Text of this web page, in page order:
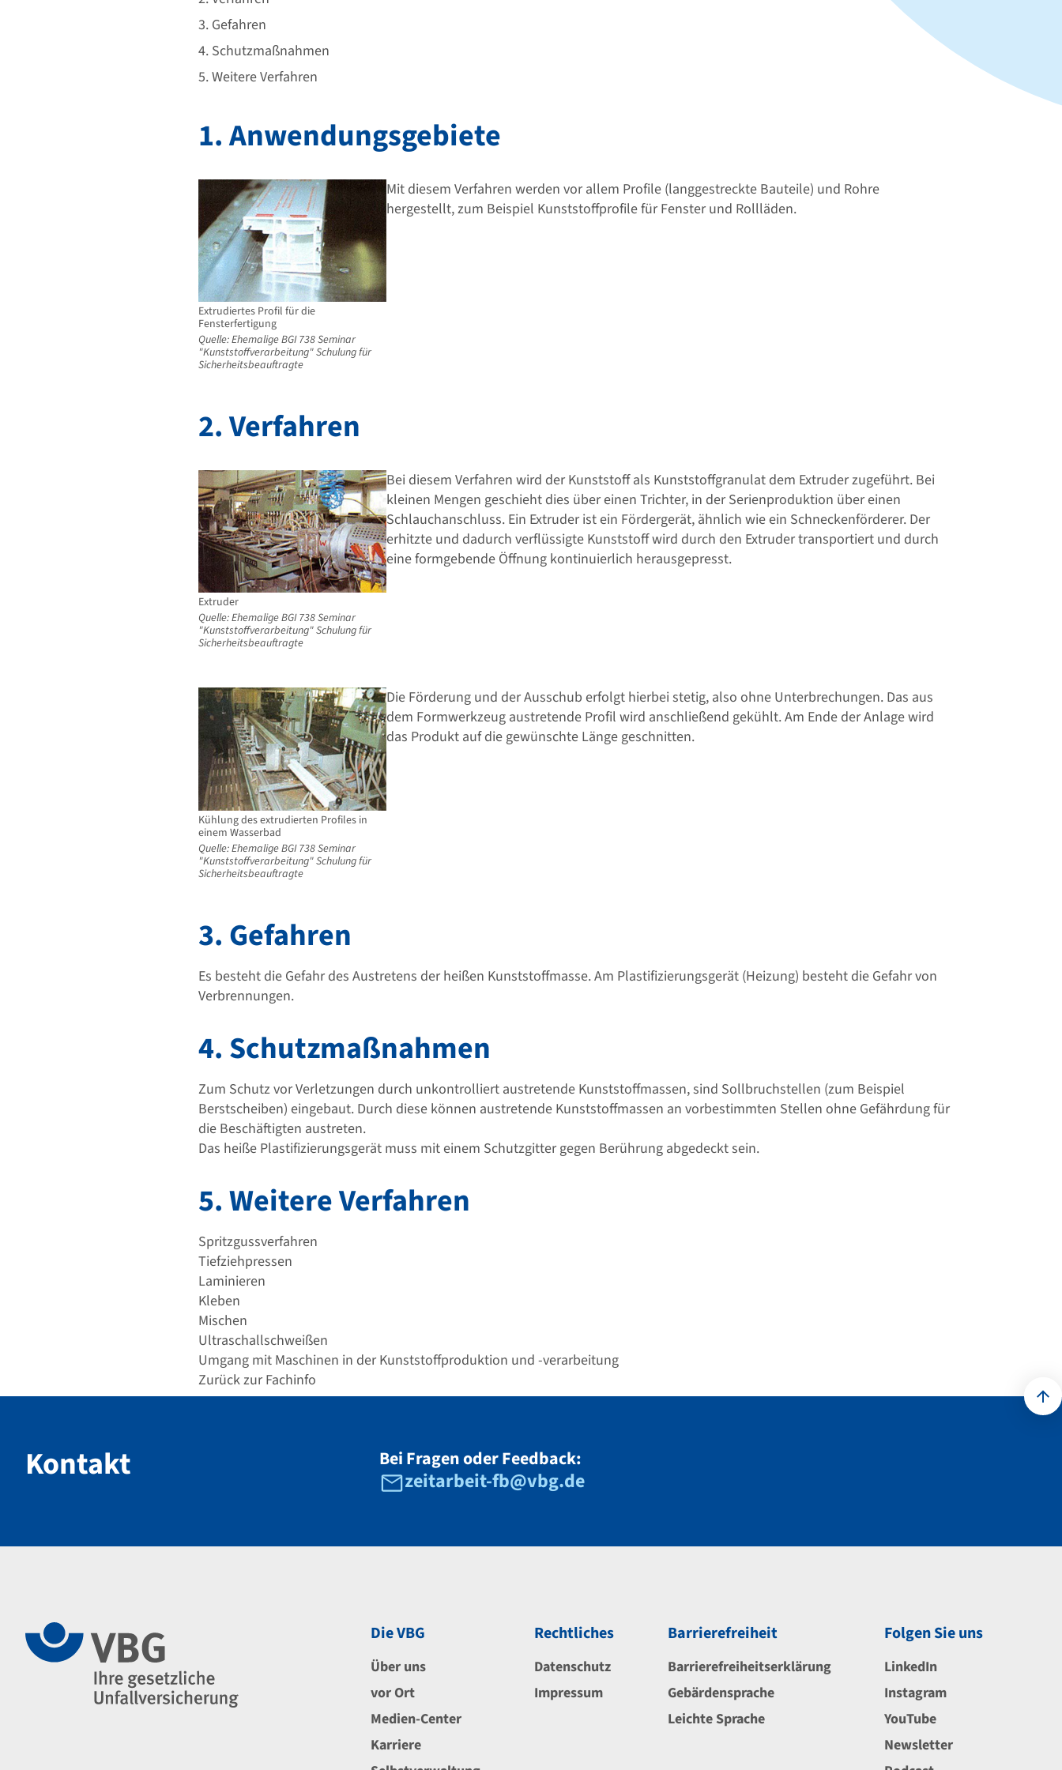
3. Gefahren
4. Schutzmaßnahmen
5. Weitere Verfahren
1. Anwendungsgebiete
Mit diesem Verfahren werden vor allem Profile (langgestreckte Bauteile) und Rohre
hergestellt, zum Beispiel Kunststoffprofile für Fenster und Rollläden.
Extrudiertes Profil für die
Fensterfertigung
Quelle: Ehemalige BGI 738 Seminar
"Kunststoffverarbeitung" Schulung für
Sicherheitsbeauftragte
2. Verfahren
Bei diesem Verfahren wird der Kunststoff als Kunststoffgranulat dem Extruder zugeführt. Bei
kleinen Mengen geschieht dies über einen Trichter, in der Serienproduktion über einen
Schlauchanschluss. Ein Extruder ist ein Fördergerät, ähnlich wie ein Schneckenförderer. Der
erhitzte und dadurch verflüssigte Kunststoff wird durch den Extruder transportiert und durch
eine formgebende Öffnung kontinuierlich herausgepresst.
Extruder
Quelle: Ehemalige BGI 738 Seminar
"Kunststoffverarbeitung" Schulung für
Sicherheitsbeauftragte
Die Förderung und der Ausschub erfolgt hierbei stetig, also ohne Unterbrechungen. Das aus
dem Formwerkzeug austretende Profil wird anschließend gekühlt. Am Ende der Anlage wird
das Produkt auf die gewünschte Länge geschnitten.
Kühlung des extrudierten Profiles in
einem Wasserbad
Quelle: Ehemalige BGI 738 Seminar
"Kunststoffverarbeitung" Schulung für
Sicherheitsbeauftragte
3. Gefahren
Es besteht die Gefahr des Austretens der heißen Kunststoffmasse. Am Plastifizierungsgerät (Heizung) besteht die Gefahr von
Verbrennungen.
4. Schutzmaßnahmen
Zum Schutz vor Verletzungen durch unkontrolliert austretende Kunststoffmassen, sind Sollbruchstellen (zum Beispiel
Berstscheiben) eingebaut. Durch diese können austretende Kunststoffmassen an vorbestimmten Stellen ohne Gefährdung für
die Beschäftigten austreten.
Das heiße Plastifizierungsgerät muss mit einem Schutzgitter gegen Berührung abgedeckt sein.
5. Weitere Verfahren
Spritzgussverfahren
Tiefziehpressen
Laminieren
Kleben
Mischen
Ultraschallschweißen
Umgang mit Maschinen in der Kunststoffproduktion und -verarbeitung
Zurück zur Fachinfo
Kontakt Bei Fragen oder Feedback:
zeitarbeit-fb@vbg.de
Die VBG
Über uns
vor Ort
Medien-Center
Karriere
Rechtliches
Datenschutz
Impressum
Barrierefreiheit
Barrierefreiheitserklärung
Gebärdensprache
Leichte Sprache
Folgen Sie uns
LinkedIn
Instagram
YouTube
Newsletter